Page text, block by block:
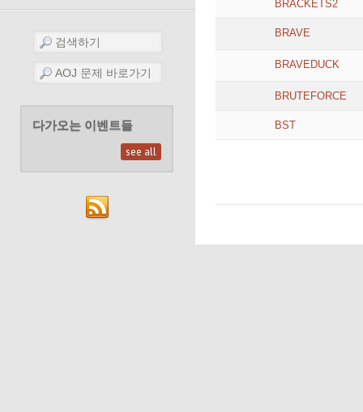
다가오는 이벤트들
see all
BRACKETS2
BRAVE
BRAVEDUCK
BRUTEFORCE
BST